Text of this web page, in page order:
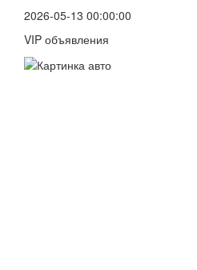
2026-05-13 00:00:00
VIP объявления